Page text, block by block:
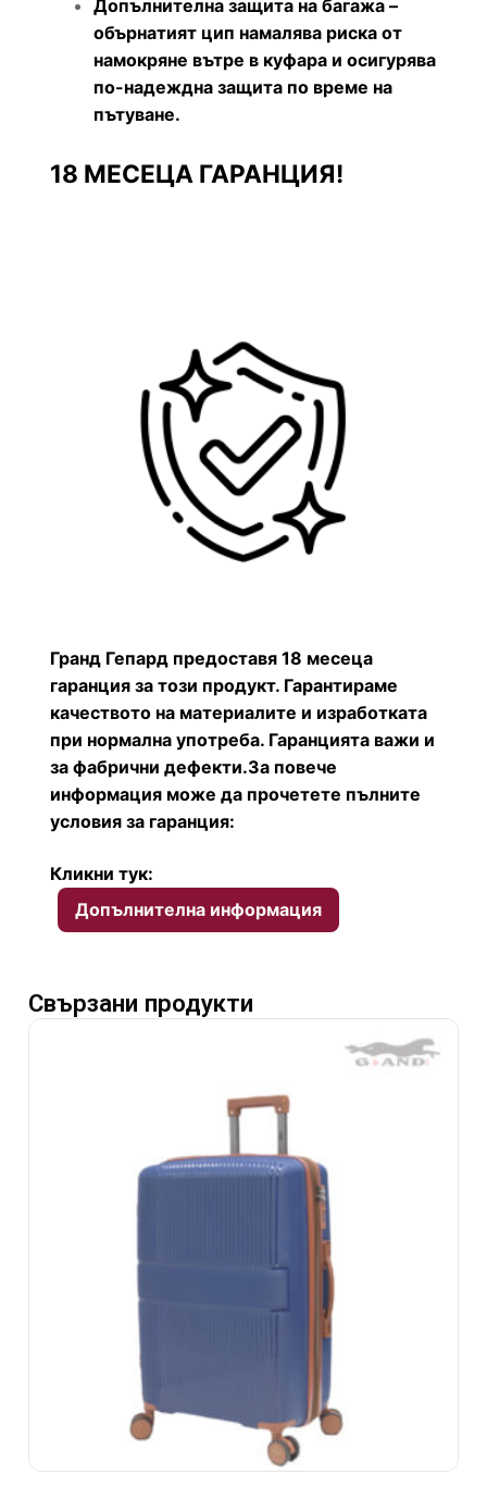
Допълнителна защита на багажа –
обърнатият цип намалява риска от
намокряне вътре в куфара и осигурява
по-надеждна защита по време на
пътуване.
18 МЕСЕЦА ГАРАНЦИЯ!
Гранд Гепард предоставя 18 месеца
гаранция за този продукт. Гарантираме
качеството на материалите и изработката
при нормална употреба. Гаранцията важи и
за фабрични дефекти.За повече
информация може да прочетете пълните
условия за гаранция:
Кликни тук:
Допълнителна информация
Свързани продукти